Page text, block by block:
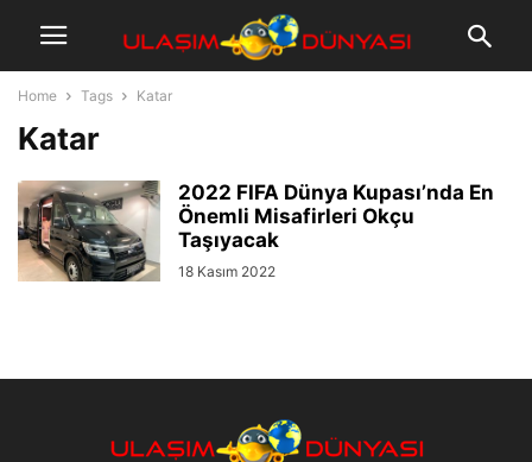
Home Tags Katar
Katar
2022 FIFA Dünya Kupası’nda En
Önemli Misafirleri Okçu
Taşıyacak
18 Kasım 2022